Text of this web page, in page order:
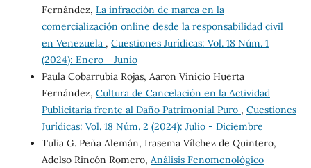
Fernández, La infracción de marca en la
comercialización online desde la responsabilidad civil
en Venezuela , Cuestiones Jurídicas: Vol. 18 Núm. 1
(2024): Enero - Junio
Paula Cobarrubia Rojas, Aaron Vinicio Huerta
Fernández, Cultura de Cancelación en la Actividad
Publicitaria frente al Daño Patrimonial Puro , Cuestiones
Jurídicas: Vol. 18 Núm. 2 (2024): Julio - Diciembre
Tulia G. Peña Alemán, Irasema Vílchez de Quintero,
Adelso Rincón Romero, Análisis Fenomenológico